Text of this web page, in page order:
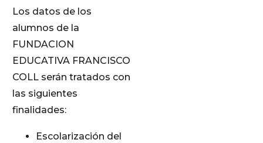
Los datos de los
alumnos de la
FUNDACION
EDUCATIVA FRANCISCO
COLL serán tratados con
las siguientes
finalidades:
Escolarización del